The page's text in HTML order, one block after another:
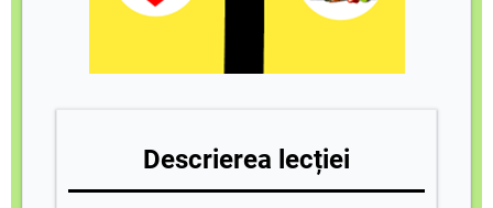
Descrierea lecției